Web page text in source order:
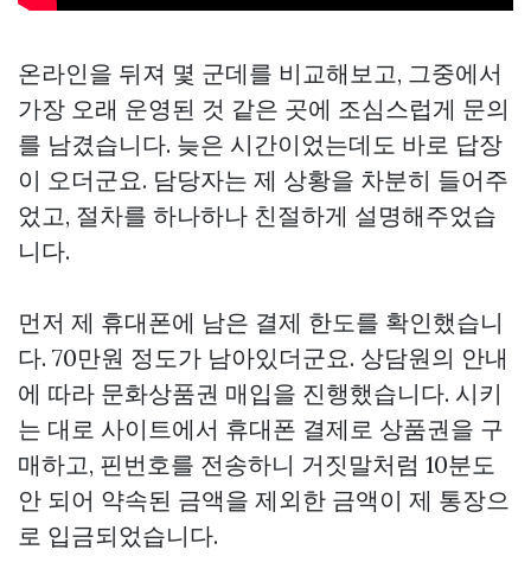
온라인을 뒤져 몇 군데를 비교해보고, 그중에서
가장 오래 운영된 것 같은 곳에 조심스럽게 문의
를 남겼습니다. 늦은 시간이었는데도 바로 답장
이 오더군요. 담당자는 제 상황을 차분히 들어주
었고, 절차를 하나하나 친절하게 설명해주었습
니다.
먼저 제 휴대폰에 남은 결제 한도를 확인했습니
다. 70만원 정도가 남아있더군요. 상담원의 안내
에 따라 문화상품권 매입을 진행했습니다. 시키
는 대로 사이트에서 휴대폰 결제로 상품권을 구
매하고, 핀번호를 전송하니 거짓말처럼 10분도
안 되어 약속된 금액을 제외한 금액이 제 통장으
로 입금되었습니다.